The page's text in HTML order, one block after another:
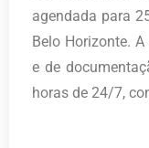
agendada para
Belo Horizonte.
e de
horas de 24/7,